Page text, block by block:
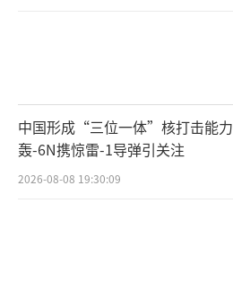
中国形成“三位一体”核打击能力
轰-6N携惊雷-1导弹引关注
2026-08-08 19:30:09